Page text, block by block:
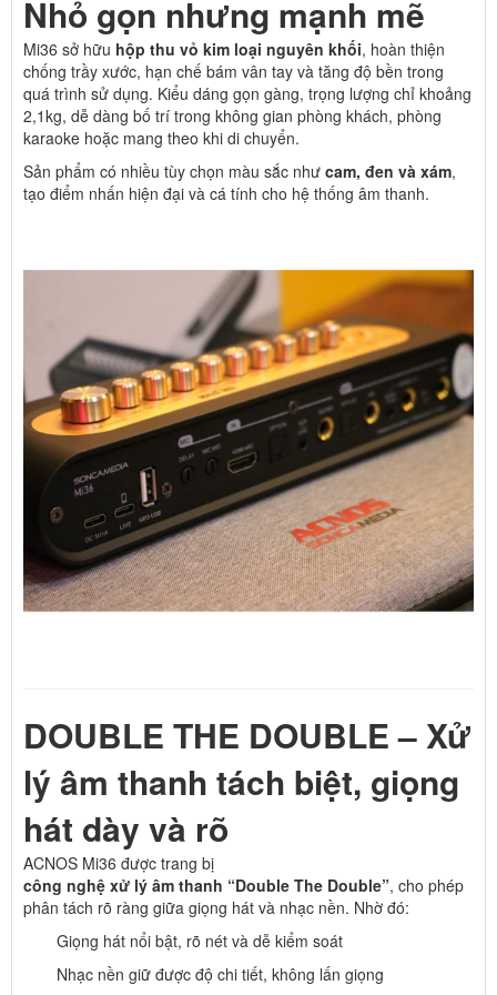
Nhỏ gọn nhưng mạnh mẽ
Mi36 sở hữu hộp thu vỏ kim loại nguyên khối, hoàn thiện
chống trầy xước, hạn chế bám vân tay và tăng độ bền trong
quá trình sử dụng. Kiểu dáng gọn gàng, trọng lượng chỉ khoảng
2,1kg, dễ dàng bố trí trong không gian phòng khách, phòng
karaoke hoặc mang theo khi di chuyển.
Sản phẩm có nhiều tùy chọn màu sắc như cam, đen và xám,
tạo điểm nhấn hiện đại và cá tính cho hệ thống âm thanh.
DOUBLE THE DOUBLE – Xử
lý âm thanh tách biệt, giọng
hát dày và rõ
ACNOS Mi36 được trang bị
công nghệ xử lý âm thanh “Double The Double”, cho phép
phân tách rõ ràng giữa giọng hát và nhạc nền. Nhờ đó:
Giọng hát nổi bật, rõ nét và dễ kiểm soát
Nhạc nền giữ được độ chi tiết, không lấn giọng